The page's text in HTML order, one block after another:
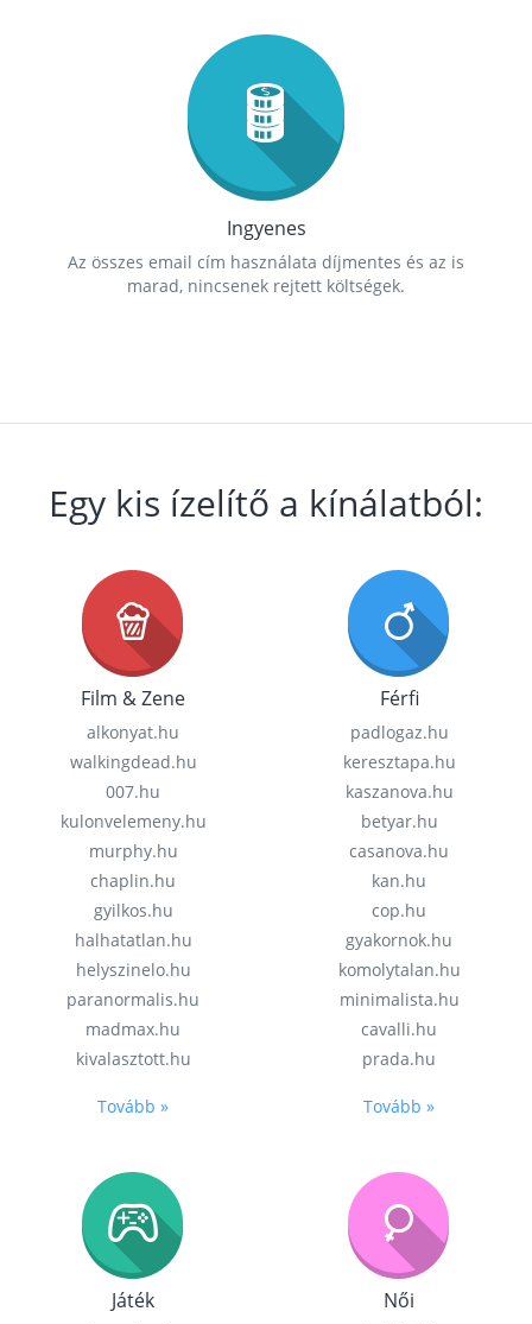
Ingyenes
Az összes email cím használata díjmentes és az is
marad, nincsenek rejtett költségek.
Egy kis ízelítő a kínálatból:
Film & Zene
alkonyat.hu
walkingdead.hu
007.hu
kulonvelemeny.hu
murphy.hu
chaplin.hu
gyilkos.hu
halhatatlan.hu
helyszinelo.hu
paranormalis.hu
madmax.hu
kivalasztott.hu
Tovább »
Férfi
padlogaz.hu
keresztapa.hu
kaszanova.hu
betyar.hu
casanova.hu
kan.hu
cop.hu
gyakornok.hu
komolytalan.hu
minimalista.hu
cavalli.hu
prada.hu
Tovább »
Játék Női